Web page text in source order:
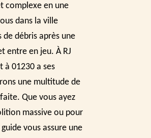
complexe en une
dans la ville
débris après une
entre en jeu. À RJ
à 01230 a ses
une multitude de
Que vous ayez
massive ou pour
vous assure une